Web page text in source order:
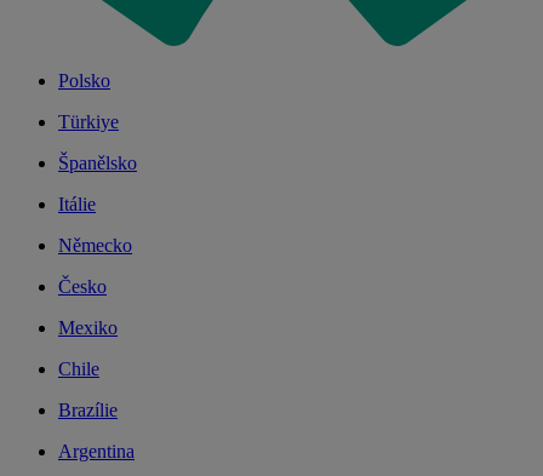
Polsko
Türkiye
Španělsko
Itálie
Německo
Česko
Mexiko
Chile
Brazílie
Argentina